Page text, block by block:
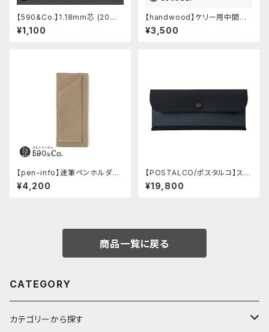
【590&Co.】1.18mm芯 (20本
入り)
¥1,100
【handwood】ケリー用中間パ
ーツ/カスタムグリップ (ディンプ
ル/ステンレス)
¥3,500
【pen-info】速筆ペンホルダー
A5スナップパッド590&Co.別注
色 (ベージュ)
¥4,200
【POSTALCO/ポスタルコ】スナ
ップペンケース (Navy Blue)
¥19,800
商品一覧に戻る
CATEGORY
カテゴリーから探す